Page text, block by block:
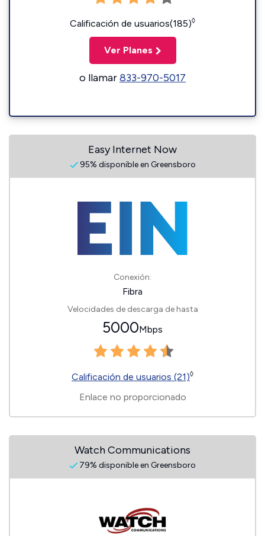
Calificación de usuarios(185)◊
Ver Planes
o llamar833-970-5017
Easy Internet Now
95% disponible en Greensboro
Conexión:
Fibra
Velocidades de descarga de hasta
5000Mbps
Calificación de usuarios (21)◊
Enlace no proporcionado
Watch Communications
79% disponible en Greensboro